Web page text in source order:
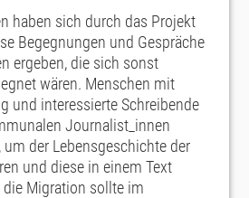
haben sich durch das Projekt
Begegnungen und Gespräche
ergeben, die sich sonst
wären. Menschen mit
und interessierte Schreibende
Journalist_innen
der Lebensgeschichte der
und diese in einem Text
Migration sollte im